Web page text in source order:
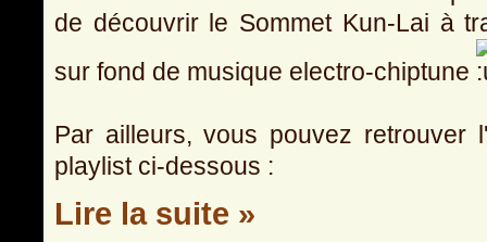
de découvrir le Sommet Kun-Lai à
sur fond de musique electro-chiptune
Par ailleurs, vous pouvez retrouver
playlist ci-dessous :
Lire la suite »